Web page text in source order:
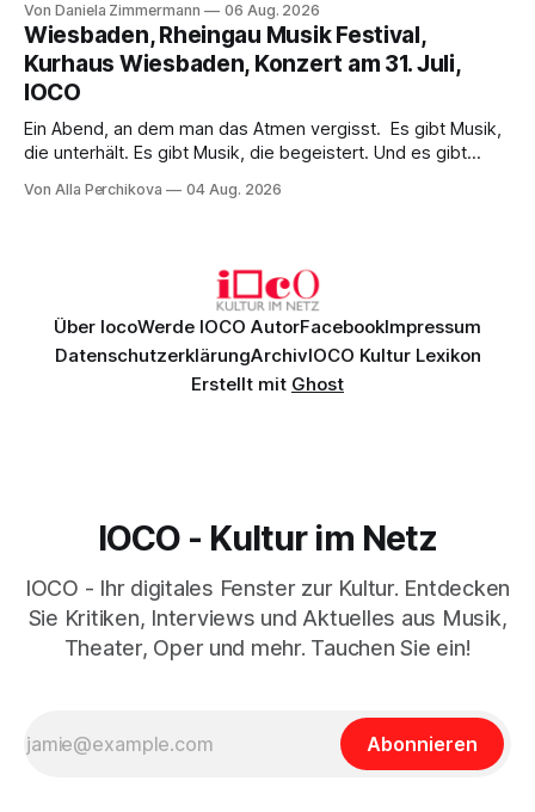
psychologische Tiefe mit starken Bildern, getragen von
einem spielfreudigen Ensemble und einer musikalisch
überzeugenden Gesamtleistung.
Von Daniela Zimmermann 06 Aug. 2026
Wiesbaden, Rheingau Musik Festival,
Kurhaus Wiesbaden, Konzert am 31. Juli,
IOCO
Ein Abend, an dem man das Atmen vergisst. Es gibt Musik,
die unterhält. Es gibt Musik, die begeistert. Und es gibt
Genau so war der Abend im Kurhaus Wiesbaden, an dem
Von Alla Perchikova 04 Aug. 2026
Über IocoWerde IOCO AutorFacebookImpressum
DatenschutzerklärungArchivIOCO Kultur Lexikon
Erstellt mit Ghost
IOCO - Kultur im Netz
IOCO - Ihr digitales Fenster zur Kultur. Entdecken
Sie Kritiken, Interviews und Aktuelles aus Musik,
Theater, Oper und mehr. Tauchen Sie ein!
Abonnieren